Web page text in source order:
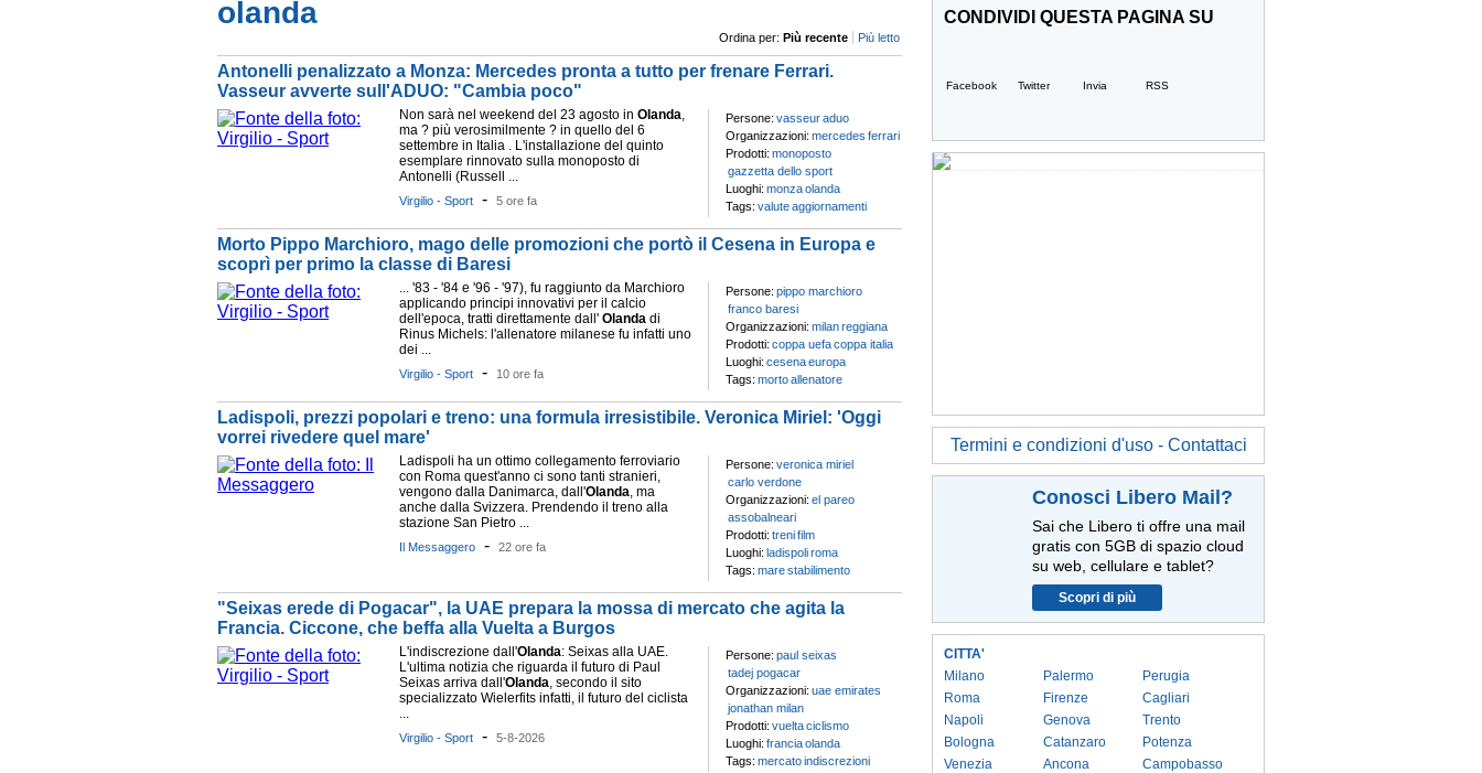
olanda
Ordina per: Più recente Più letto
Antonelli penalizzato a Monza: Mercedes pronta a tutto per frenare Ferrari.
Vasseur avverte sull'ADUO: "Cambia poco"
Non sarà nel weekend del 23 agosto in Olanda,
ma ? più verosimilmente ? in quello del 6
settembre in Italia . L'installazione del quinto
esemplare rinnovato sulla monoposto di
Antonelli (Russell ...
Virgilio - Sport - 5 ore fa
Persone: vasseuraduo
Organizzazioni: mercedes ferrari
Prodotti: monoposto
gazzetta dello sport
Luoghi: monzaolanda
Tags: valuteaggiornamenti
Morto Pippo Marchioro, mago delle promozioni che portò il Cesena in Europa e
scoprì per primo la classe di Baresi
... '83 - '84 e '96 - '97), fu raggiunto da Marchioro
applicando principi innovativi per il calcio
dell'epoca, tratti direttamente dall' Olanda di
Rinus Michels: l'allenatore milanese fu infatti uno
dei ...
Virgilio - Sport - 10 ore fa
Persone: pippo marchioro
franco baresi
Organizzazioni: milanreggiana
Prodotti: coppa uefacoppa italia
Luoghi: cesenaeuropa
Tags: mortoallenatore
Ladispoli, prezzi popolari e treno: una formula irresistibile. Veronica Miriel: 'Oggi
vorrei rivedere quel mare'
Ladispoli ha un ottimo collegamento ferroviario
con Roma quest'anno ci sono tanti stranieri,
vengono dalla Danimarca, dall'Olanda, ma
anche dalla Svizzera. Prendendo il treno alla
stazione San Pietro ...
Il Messaggero - 22 ore fa
Persone: veronica miriel
carlo verdone
Organizzazioni: el pareo
assobalneari
Prodotti: trenifilm
Luoghi: ladispoliroma
Tags: marestabilimento
"Seixas erede di Pogacar", la UAE prepara la mossa di mercato che agita la
Francia. Ciccone, che beffa alla Vuelta a Burgos
L'indiscrezione dall'Olanda: Seixas alla UAE.
L'ultima notizia che riguarda il futuro di Paul
Seixas arriva dall'Olanda, secondo il sito
specializzato Wielerfits infatti, il futuro del ciclista
...
Virgilio - Sport - 5-8-2026
Persone: paul seixas
tadej pogacar
Organizzazioni: uae emirates
jonathan milan
Prodotti: vueltaciclismo
Luoghi: franciaolanda
Tags: mercatoindiscrezioni
CONDIVIDI QUESTA PAGINA SU
Facebook Twitter Invia RSS
Termini e condizioni d'uso - Contattaci
Conosci Libero Mail?
Sai che Libero ti offre una mail
gratis con 5GB di spazio cloud
su web, cellulare e tablet?
Scopri di più
CITTA'
Milano
Roma
Napoli
Bologna
Venezia
Palermo
Firenze
Genova
Catanzaro
Ancona
Perugia
Cagliari
Trento
Potenza
Campobasso